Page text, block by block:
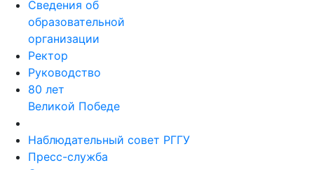
Сведения об
образовательной
организации
Ректор
Руководство
80 лет
Великой Победе
Наблюдательный совет РГГУ
Пресс-служба